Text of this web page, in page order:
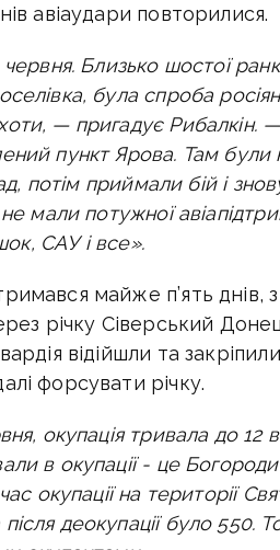
авіаудари повторилися.
Близько шостої
була спроба
— пригадує Рибалкін.
пункт Ярова. Там
потім приймали бій і
мали потужної
САУ і все».
майже п’ять днів,
річку Сіверський
відійшли та
форсувати річку.
окупація тривала до 12
в окупації - це
окупації на території
деокупації було 550.